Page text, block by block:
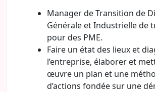
Manager de Transition de
Générale et Industrielle de
pour des PME.
Faire un état des lieux et
l’entreprise, élaborer et
œuvre un plan et une
d’actions fondée sur une